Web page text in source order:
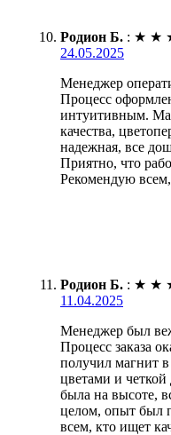
Родион Б. : ★ ★
24.05.2025
Менеджер
Процесс
интуитивным.
качества,
надежная, все
Приятно, что
Рекомендую
Родион Б. : ★ ★
11.04.2025
Менеджер был
Процесс заказа
получил магнит
цветами и четкой
была на высоте,
целом, опыт был
всем, кто ищет